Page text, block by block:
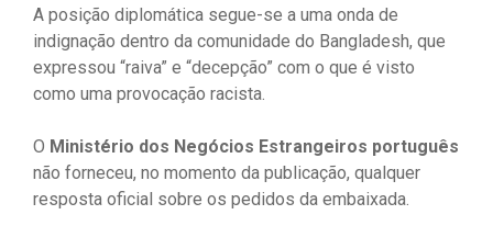
A posição diplomática segue-se a uma onda de
indignação dentro da comunidade do Bangladesh, que
expressou “raiva” e “decepção” com o que é visto
como uma provocação racista.
O Ministério dos Negócios Estrangeiros português
não forneceu, no momento da publicação, qualquer
resposta oficial sobre os pedidos da embaixada.